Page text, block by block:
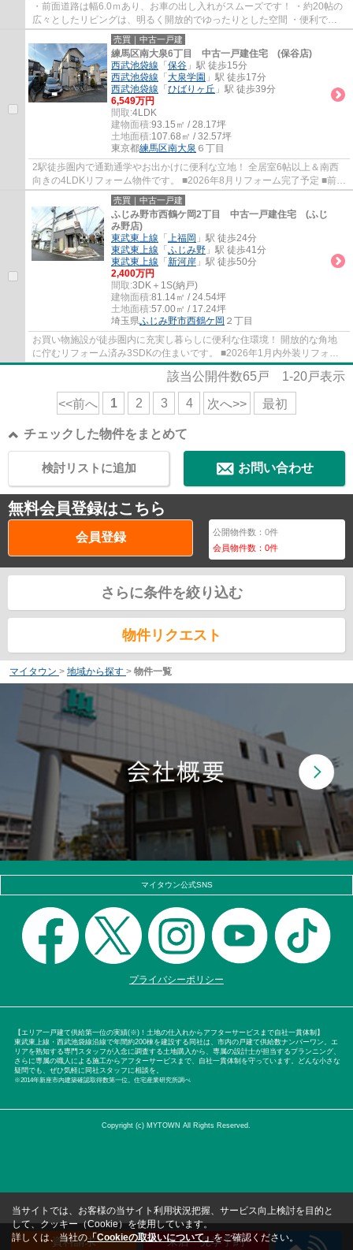
・前面道路は幅6.0ｍあり、お車の出し入れがスムーズです！ ・約20帖の
広々としたリビングは、明るく開放的でゆったりとした空間 ・便利で快
適な生活環境が整った家族にやさしい住環境...
売買｜中古一戸建
練馬区南大泉6丁目 中古一戸建住宅 (保谷店)
西武池袋線 「 保谷 」駅 徒歩15分
西武池袋線 「 大泉学園 」駅 徒歩17分
西武池袋線 「 ひばりヶ丘 」駅 徒歩39分
6,549万円
間取:4LDK
建物面積:93.15㎡ / 28.17坪
土地面積:107.68㎡ / 32.57坪
東京都練馬区南大泉 ６丁目
2駅徒歩圏内で通勤通学やお出かけに便利な立地！ 全居室6帖以上＆南西
向きの4LDKリフォーム物件です。 ■2026年8月リフォーム完了予定 ■前面
6ｍ公道に面し開放的 ■作業に集中しやすい...
売買｜中古一戸建
ふじみ野市西鶴ケ岡2丁目 中古一戸建住宅 (ふじ
み野店)
東武東上線 「 上福岡 」駅 徒歩24分
東武東上線 「 ふじみ野 」駅 徒歩41分
東武東上線 「 新河岸 」駅 徒歩50分
2,400万円
間取:3DK＋1S(納戸)
建物面積:81.14㎡ / 24.54坪
土地面積:57.00㎡ / 17.24坪
埼玉県ふじみ野市西鶴ケ岡 ２丁目
お買い物施設が徒歩圏内に充実し暮らしに便利な住環境！ 開放的な角地
に佇むリフォーム済み3SDKの住まいです。 ■2026年1月内外装リフォー
ム ■家事便利な1階水回り集中設計 ■全居室2面...
該当公開件数65 戸 1-20戸表示
<<前へ 1 2 3 4 次へ>> 最初
チェックした物件をまとめて
お問い合わせ
検討リストに追加
無料会員登録はこちら
会員登録 公開物件数：0件
会員物件数：0件
さらに条件を絞り込む
物件リクエスト
マイタウン > 地域から探す > 物件一覧
マイタウン公式SNS
プライバシーポリシー
【エリア一戸建て供給第一位の実績(※)！土地の仕入れからアフターサービスまで自社一貫体制】
東武東上線・西武池袋線沿線で年間約200棟を建設する同社は、市内の戸建て供給数ナンバーワン。エ
リアを熟知する専門スタッフが入念に調査する土地購入から、専属の設計士が担当するプランニング、
さらに専属の職人による施工からアフターサービスまで、自社一貫体制を守っています。どんな小さな
疑問でも、ぜひ気軽に同社スタッフに相談を。
※2014年新座市内建築確認取得数第一位。住宅産業研究所調べ
Copyright (c) MYTOWN All Rights Reserved.
資料請求
来店・見学予約
当サイトでは、お客様の当サイト利用状況把握、サービス向上検討を目的と
して、クッキー（Cookie）を使用しています。
詳しくは、当社の「Cookieの取扱いについて」をご確認ください。